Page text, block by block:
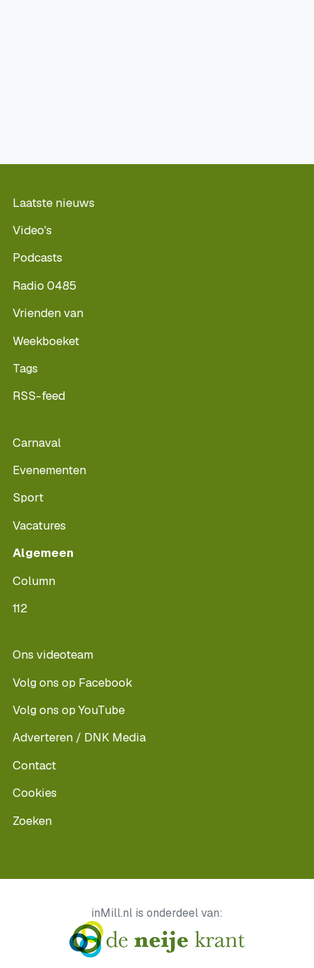
Laatste nieuws
Video's
Podcasts
Radio 0485
Vrienden van
Weekboeket
Tags
RSS-feed
Carnaval
Evenementen
Sport
Vacatures
Algemeen
Column
112
Ons videoteam
Volg ons op Facebook
Volg ons op YouTube
Adverteren / DNK Media
Contact
Cookies
Zoeken
inMill.nl is onderdeel van: